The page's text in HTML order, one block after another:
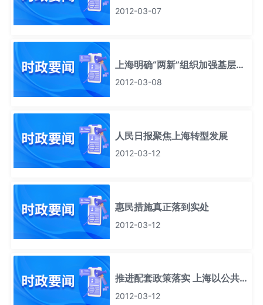
2012-03-07
上海明确“两新”组织加强基层组
织建设的四个方向
2012-03-08
人民日报聚焦上海转型发展
2012-03-12
惠民措施真正落到实处
2012-03-12
推进配套政策落实 上海以公共服
务促"人户分离"办理
2012-03-12